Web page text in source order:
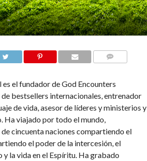
es el fundador de God Encounters
bestsellers internacionales, entrenador
de vida, asesor de líderes y ministerios y
viajado por todo el mundo,
cincuenta naciones compartiendo el
el poder de la intercesión, el
la vida en el Espíritu. Ha grabado